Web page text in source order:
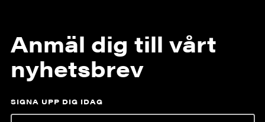
Anmäl dig till vårt
nyhetsbrev
SIGNA UPP DIG IDAG